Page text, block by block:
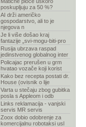
poskupljuju za 50 %?
AI drži američko
gospodarstvo, ali to je
njegova n
Je li više došao kraj
fantazije „svi-mogu-biti-pro
Rusija ubrzava raspad
jedinstvenog globalnog inter
Policajac prerušen u grm
hvatao vozače koji korist
Kako bez recepta postati dr.
House (ovisnik o lije
Varta u stečaju zbog gubitka
posla s Appleom i odb
Links reklamacija - vanjski
servis MR servis
Zoox dobio odobrenje za
komercijalnu robotaksi usl